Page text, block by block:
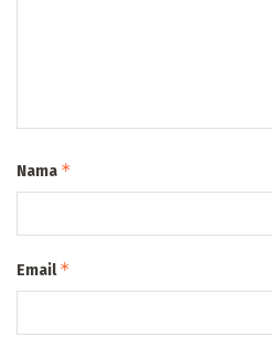
Nama *
Email*